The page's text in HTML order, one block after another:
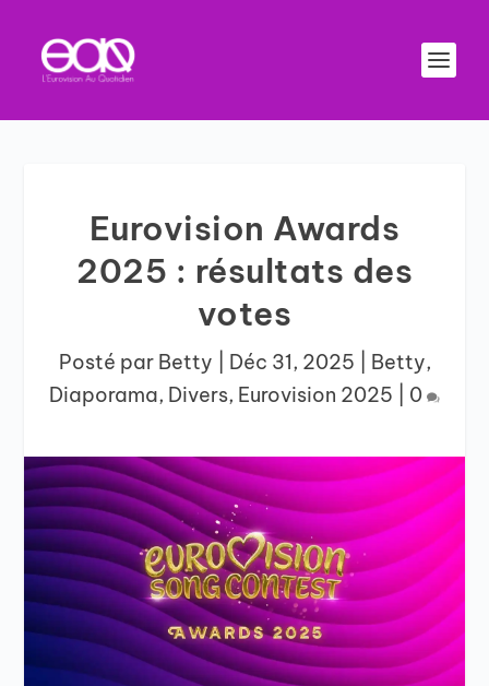
Eurovision Awards
2025 : résultats des
votes
Posté par Betty Déc 31, 2025 Betty,
Diaporama, Divers, Eurovision 2025 0